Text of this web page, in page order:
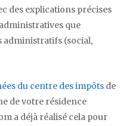
des explications précises
que
administratifs (social,
du centre des impôts de
de votre résidence
a déjà réalisé cela pour